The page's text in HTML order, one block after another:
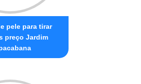
pele para tirar
preço Jardim